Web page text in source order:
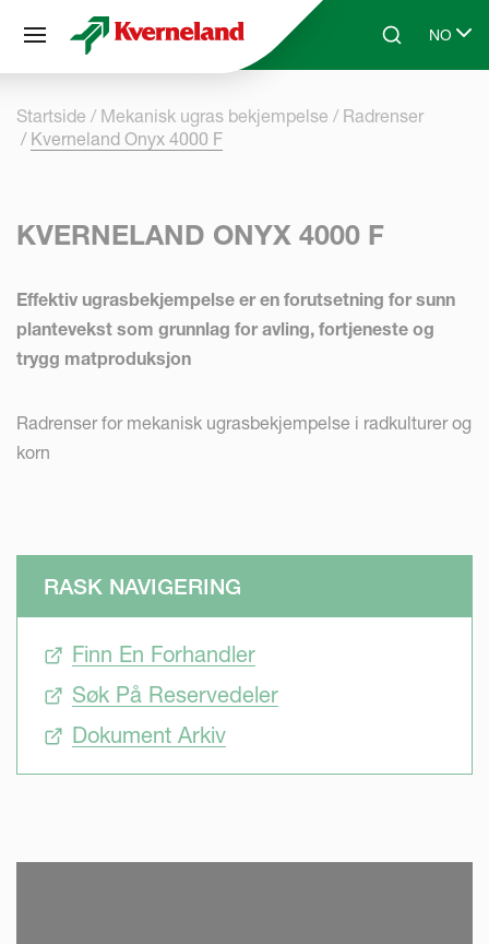
Skip to main contentSearchNO
Select
Startside Mekanisk ugras bekjempelse
Radrenser
Kverneland Onyx 4000 F
KVERNELAND ONYX 4000 F
Effektiv ugrasbekjempelse er en forutsetning for sunn
plantevekst som grunnlag for avling, fortjeneste og
trygg matproduksjon
Radrenser for mekanisk ugrasbekjempelse i radkulturer og
korn
RASK NAVIGERING
Finn En Forhandler
Søk På Reservedeler
Dokument Arkiv
Panel for informasjonskapsler